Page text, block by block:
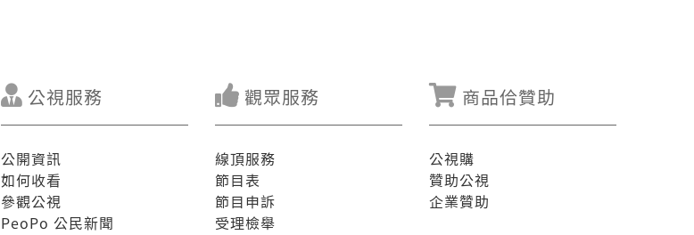
公視服務
公開資訊
如何收看
參觀公視
PeoPo 公民新聞
觀眾服務
線頂服務
節目表
節目申訴
受理檢舉
商品佮贊助
公視購
贊助公視
企業贊助